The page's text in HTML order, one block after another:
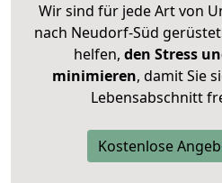
Wir sind für jede Art von
nach Neudorf-Süd
helfen, den Stress
minimieren, damit Sie
Lebensabschnitt
Kostenlose